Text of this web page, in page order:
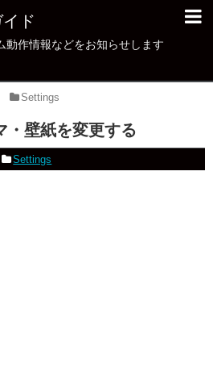
ド
動作情報などをお知らせします
Settings
壁紙を変更する
Settings